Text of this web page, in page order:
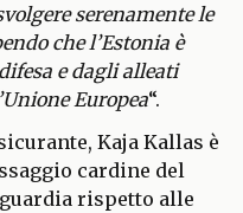
serenamente le
che l’Estonia è
e dagli alleati
Europea“.
Kaja Kallas è
cardine del
rispetto alle